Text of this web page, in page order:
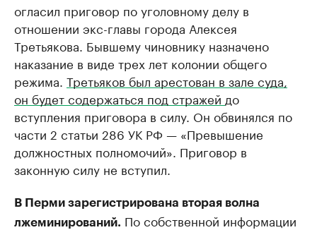
огласил приговор по уголовному делу в
отношении экс-главы города Алексея
Третьякова. Бывшему чиновнику назначено
наказание в виде трех лет колонии общего
режима. Третьяков был арестован в зале суда,
он будет содержаться под стражей до
вступления приговора в силу. Он обвинялся по
части 2 статьи 286 УК РФ — «Превышение
должностных полномочий». Приговор в
законную силу не вступил.
В Перми зарегистрирована вторая волна
лжеминирований. По собственной информации